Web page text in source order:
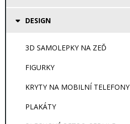
DESIGN
3D SAMOLEPKY NA ZEĎ
FIGURKY
KRYTY NA MOBILNÍ TELEFONY
PLAKÁTY